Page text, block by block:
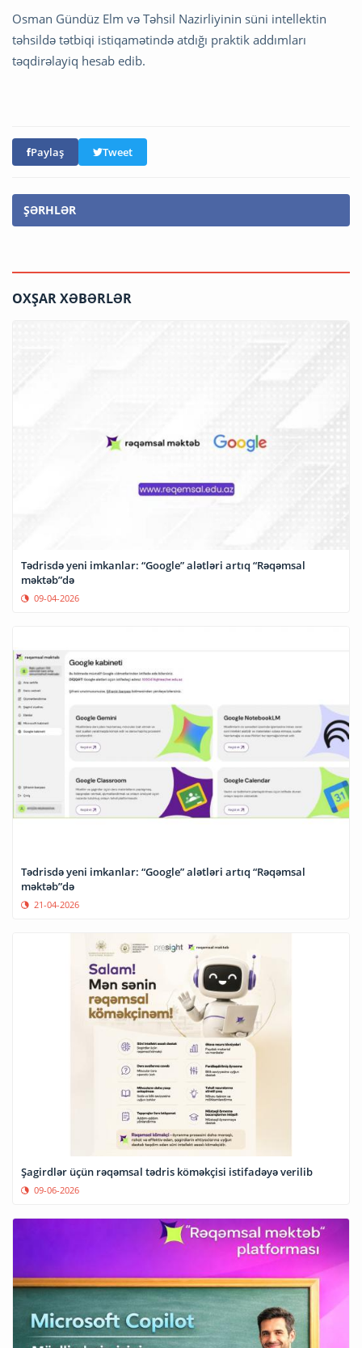
Osman Gündüz Elm və Təhsil Nazirliyinin süni intellektin
təhsildə tətbiqi istiqamətində atdığı praktik addımları
təqdirəlayiq hesab edib.
Paylaş Tweet
ŞƏRHLƏR
OXŞAR XƏBƏRLƏR
Tədrisdə yeni imkanlar: “Google” alətləri artıq “Rəqəmsal
məktəb”də
09-04-2026
Tədrisdə yeni imkanlar: “Google” alətləri artıq “Rəqəmsal
məktəb”də
21-04-2026
Şagirdlər üçün rəqəmsal tədris köməkçisi istifadəyə verilib
09-06-2026